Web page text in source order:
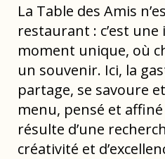
La Table des Amis
restaurant : c’est
moment unique, où
un souvenir. Ici, la
partage, se savoure
menu, pensé et
résulte d’une
créativité et